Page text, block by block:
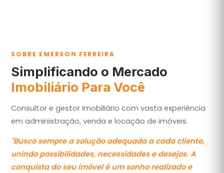
SOBRE EMERSON FERREIRA
Simplificando o Mercado
Imobiliário Para Você
Consultor e gestor imobiliário com vasta experiência
em administração, venda e locação de imóveis.
"Busco sempre a solução adequada a cada cliente,
unindo possibilidades, necessidades e desejos. A
conquista do seu imóvel é um sonho realizado e